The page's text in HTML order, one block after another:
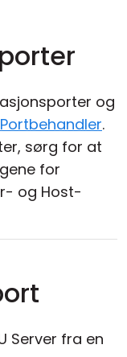
og
Portbehandler.
sørg for at
for
og Host-
Server fra en